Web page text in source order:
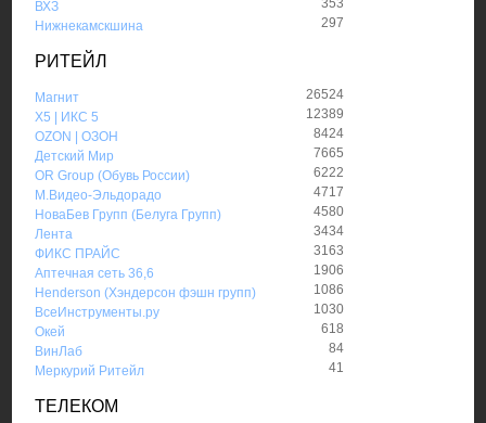
ВХЗ
353
Нижнекамскшина
297
РИТЕЙЛ
Магнит
26524
X5 | ИКС 5
12389
OZON | ОЗОН
8424
Детский Мир
7665
OR Group (Обувь России)
6222
М.Видео-Эльдорадо
4717
НоваБев Групп (Белуга Групп)
4580
Лента
3434
ФИКС ПРАЙС
3163
Аптечная сеть 36,6
1906
Henderson (Хэндерсон фэшн групп)
1086
ВсеИнструменты.ру
1030
Окей
618
ВинЛаб
84
Меркурий Ритейл
41
ТЕЛЕКОМ